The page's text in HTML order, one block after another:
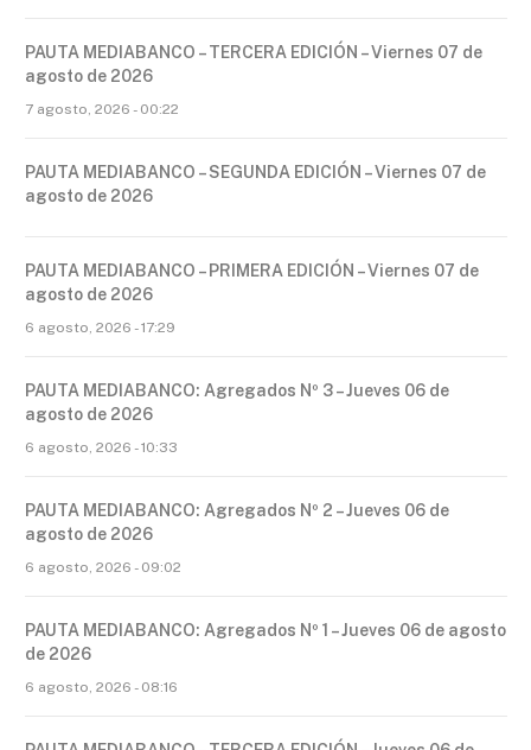
PAUTA MEDIABANCO – TERCERA EDICIÓN – Viernes 07 de
agosto de 2026
7 agosto, 2026 - 00:22
PAUTA MEDIABANCO – SEGUNDA EDICIÓN – Viernes 07 de
agosto de 2026
PAUTA MEDIABANCO – PRIMERA EDICIÓN – Viernes 07 de
agosto de 2026
6 agosto, 2026 - 17:29
PAUTA MEDIABANCO: Agregados Nº 3 – Jueves 06 de
agosto de 2026
6 agosto, 2026 - 10:33
PAUTA MEDIABANCO: Agregados Nº 2 – Jueves 06 de
agosto de 2026
6 agosto, 2026 - 09:02
PAUTA MEDIABANCO: Agregados Nº 1 – Jueves 06 de agosto
de 2026
6 agosto, 2026 - 08:16